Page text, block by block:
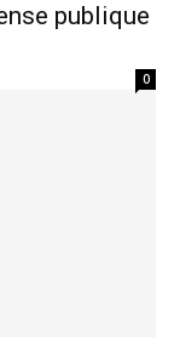
publique
0